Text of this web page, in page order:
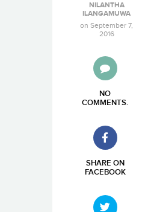
NILANTHA
ILANGAMUWA
on September 7,
2016
NO
COMMENTS.
SHARE ON
FACEBOOK